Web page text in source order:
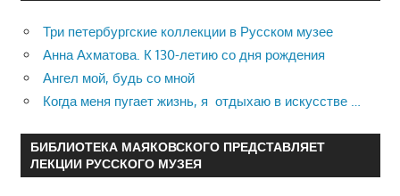
Три петербургские коллекции в Русском музее
Анна Ахматова. К 130-летию со дня рождения
Ангел мой, будь со мной
Когда меня пугает жизнь, я отдыхаю в искусстве …
БИБЛИОТЕКА МАЯКОВСКОГО ПРЕДСТАВЛЯЕТ
ЛЕКЦИИ РУССКОГО МУЗЕЯ